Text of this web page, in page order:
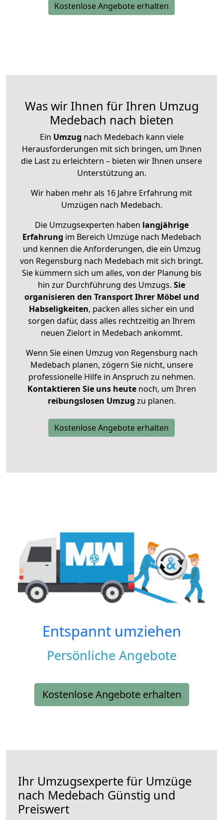
Kostenlose Angebote erhalten
Was wir Ihnen für Ihren Umzug
Medebach nach bieten
Ein Umzug nach Medebach kann viele
Herausforderungen mit sich bringen, um Ihnen
die Last zu erleichtern – bieten wir Ihnen unsere
Unterstützung an.
Wir haben mehr als 16 Jahre Erfahrung mit
Umzügen nach Medebach.
Die Umzugsexperten haben langjährige
Erfahrung im Bereich Umzüge nach Medebach
und kennen die Anforderungen, die ein Umzug
von Regensburg nach Medebach mit sich bringt.
Sie kümmern sich um alles, von der Planung bis
hin zur Durchführung des Umzugs. Sie
organisieren den Transport Ihrer Möbel und
Habseligkeiten, packen alles sicher ein und
sorgen dafür, dass alles rechtzeitig an Ihrem
neuen Zielort in Medebach ankommt.
Wenn Sie einen Umzug von Regensburg nach
Medebach planen, zögern Sie nicht, unsere
professionelle Hilfe in Anspruch zu nehmen.
Kontaktieren Sie uns heutenoch, um Ihren
reibungslosen Umzug zu planen.
Kostenlose Angebote erhalten
Entspannt umziehen
Persönliche Angebote
Kostenlose Angebote erhalten
Ihr Umzugsexperte für Umzüge
nach Medebach Günstig und
Preiswert